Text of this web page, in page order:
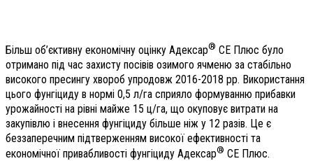
Більш об’єктивну економічну оцінку Адексар® СЕ Плюс було
отримано під час захисту посівів озимого ячменю за стабільно
високого пресингу хвороб упродовж 2016-2018 рр. Використання
цього фунгіциду в нормі 0,5 л/га сприяло формуванню прибавки
урожайності на рівні майже 15 ц/га, що окуповує витрати на
закупівлю і внесення фунгіциду більше ніж у 12 разів. Це є
беззаперечним підтверженням високої ефективності та
економічної привабливості фунгіциду Адексар® СЕ Плюс.